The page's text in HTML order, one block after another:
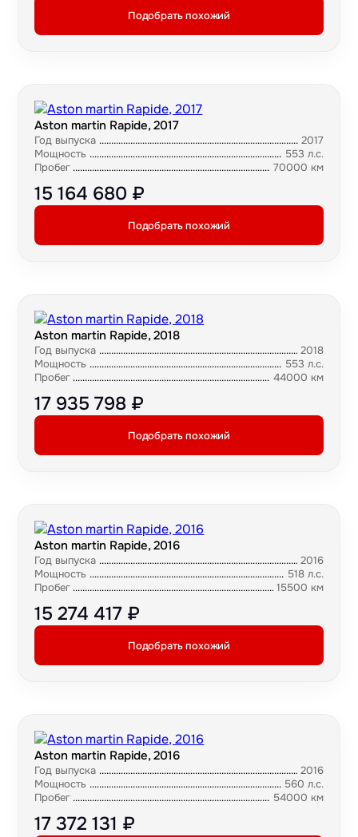
Подобрать похожий
Aston martin Rapide, 2017
Год выпуска
2017
Мощность
553 л.с.
Пробег
70000 км
15 164 680 ₽
Подобрать похожий
Aston martin Rapide, 2018
Год выпуска
2018
Мощность
553 л.с.
Пробег
44000 км
17 935 798 ₽
Подобрать похожий
Aston martin Rapide, 2016
Год выпуска
2016
Мощность
518 л.с.
Пробег
15500 км
15 274 417 ₽
Подобрать похожий
Aston martin Rapide, 2016
Год выпуска
2016
Мощность
560 л.с.
Пробег
54000 км
17 372 131 ₽